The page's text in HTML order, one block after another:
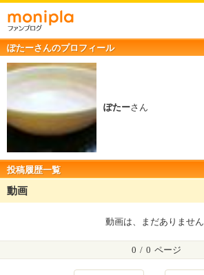
ぽたーさんのプロフィール
ぽたーさん
投稿履歴一覧
動画
動画は、まだありません
0 / 0 ページ